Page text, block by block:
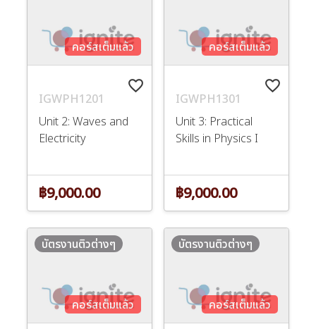
favorite_border
IGWPH1201
Unit 2: Waves and
Electricity
คอร์สเต็มแล้ว
฿9,000.00
favorite_border
IGWPH1301
Unit 3: Practical
Skills in Physics I
คอร์สเต็มแล้ว
฿9,000.00
คอร์สเต็มแล้ว
บัตรงานติวต่างๆ
คอร์สเต็มแล้ว
บัตรงานติวต่างๆ